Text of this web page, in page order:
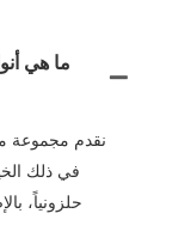
ما هي
نقدم مجموعة
في ذلك
حلزونياً،